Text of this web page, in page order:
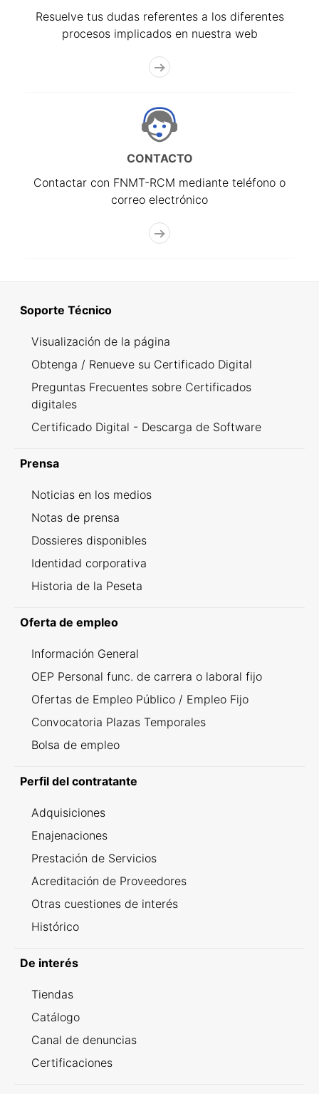
Resuelve tus dudas referentes a los diferentes
procesos implicados en nuestra web
CONTACTO
Contactar con FNMT-RCM mediante teléfono o
correo electrónico
Soporte Técnico
Visualización de la página
Obtenga / Renueve su Certificado Digital
Preguntas Frecuentes sobre Certificados
digitales
Certificado Digital - Descarga de Software
Prensa
Noticias en los medios
Notas de prensa
Dossieres disponibles
Identidad corporativa
Historia de la Peseta
Oferta de empleo
Información General
OEP Personal func. de carrera o laboral fijo
Ofertas de Empleo Público / Empleo Fijo
Convocatoria Plazas Temporales
Bolsa de empleo
Perfil del contratante
Adquisiciones
Enajenaciones
Prestación de Servicios
Acreditación de Proveedores
Otras cuestiones de interés
Histórico
De interés
Tiendas
Catálogo
Canal de denuncias
Certificaciones